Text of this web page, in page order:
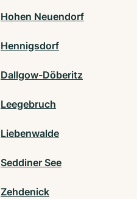
Hohen Neuendorf
Hennigsdorf
Dallgow-Döberitz
Leegebruch
Liebenwalde
Seddiner See
Zehdenick